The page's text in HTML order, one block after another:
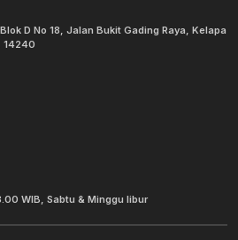
D No 18, Jalan Bukit Gading Raya, Kelapa
14240
WIB, Sabtu & Minggu libur